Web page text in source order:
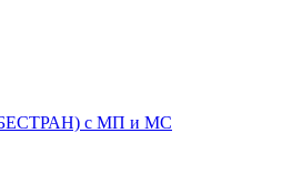
с МП и МС